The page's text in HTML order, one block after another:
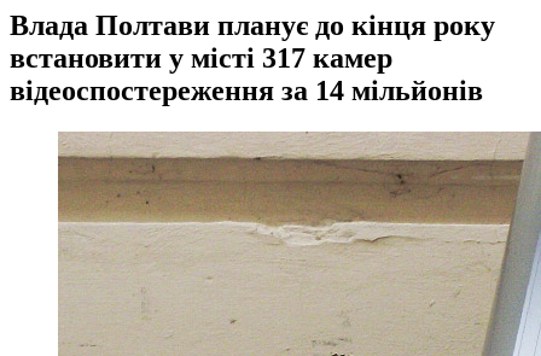
Влада Полтави планує до кінця року
встановити у місті 317 камер
відеоспостереження за 14 мільйонів